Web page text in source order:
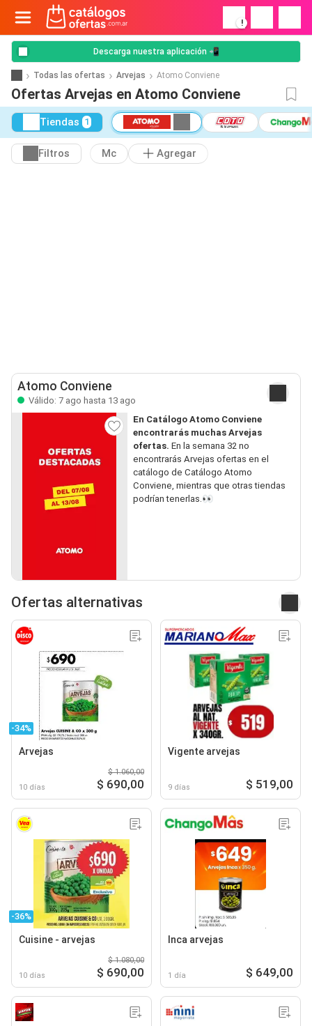
!
Descarga nuestra aplicación 📲
Todas las ofertas Arvejas Atomo Conviene
Ofertas Arvejas en Atomo Conviene
Tiendas 1
Filtros Mc Agregar
Atomo Conviene
Válido: 7 ago hasta 13 ago
En Catálogo Atomo Conviene
encontrarás muchas Arvejas
ofertas. En la semana 32 no
encontrarás Arvejas ofertas en el
catálogo de Catálogo Atomo
Conviene, mientras que otras tiendas
podrían tenerlas.👀
Ofertas alternativas
-34%
Arvejas
10 días
$ 1.060,00
$ 690,00
Vigente arvejas
9 días $ 519,00
-36%
Cuisine - arvejas
10 días
$ 1.080,00
$ 690,00
Inca arvejas
1 día $ 649,00